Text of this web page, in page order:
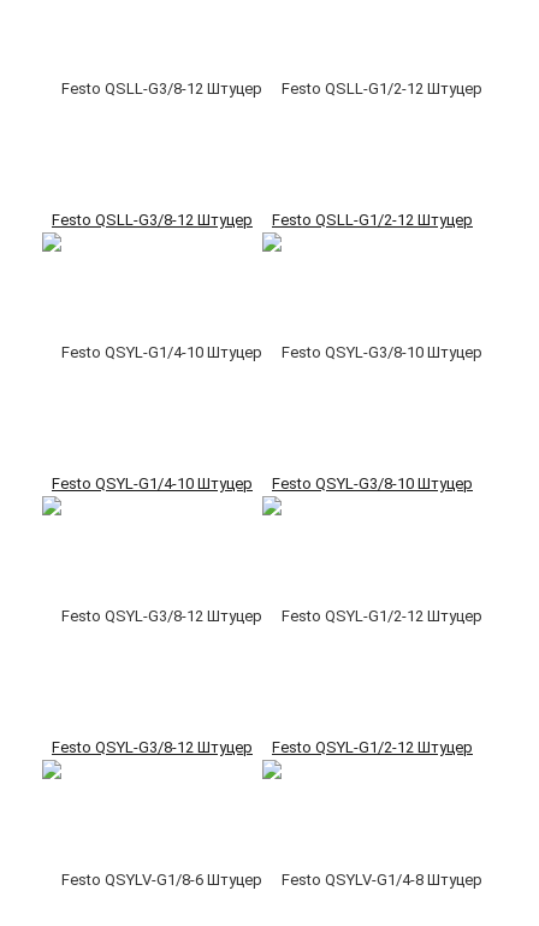
Festo QSLL-G3/8-12 Штуцер Festo QSLL-G1/2-12 Штуцер
Festo QSYL-G1/4-10 Штуцер Festo QSYL-G3/8-10 Штуцер
Festo QSYL-G3/8-12 Штуцер Festo QSYL-G1/2-12 Штуцер